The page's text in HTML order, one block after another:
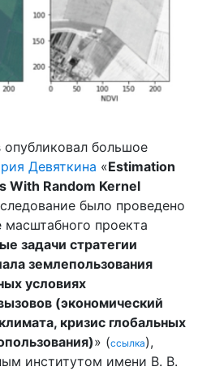
опубликовал большое
Девяткина «Estimation
With Random Kernel
было проведено
проекта
задачи стратегии
землепользования
условиях
(экономический
кризис глобальных
» (ссылка),
институтом имени В. В.